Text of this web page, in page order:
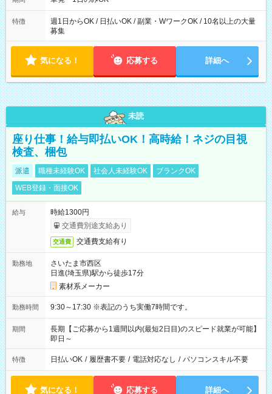
特徴
週1日からOK / 日払いOK / 副業・WワークOK / 10名以上の大量
募集
気になる！ 応募する 詳細へ
未読
座り仕事！給与即払いOK！高時給！ネジの目視
検査、梱包
派遣 職種未経験OK 社会人未経験OK
ブランクOK
WEB登録・面接OK
給与
時給1300円
交通費別途支給あり
交通費 交通費支給有り
勤務地
さいたま市西区
日進(埼玉県)駅から徒歩17分
素材系メーカー
勤務時間 9:30～17:30 ※表記のうち実働7時間です。
期間
長期【ご応募から1週間以内(最短2日目)のスピード就業が可能】
即日～
特徴 日払いOK / 履歴書不要 / 電話対応なし / パソコンスキル不要
気になる！ 応募する 詳細へ